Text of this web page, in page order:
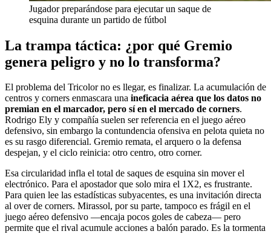
Jugador preparándose para ejecutar un saque de
esquina durante un partido de fútbol
La trampa táctica: ¿por qué Gremio
genera peligro y no lo transforma?
El problema del Tricolor no es llegar, es finalizar. La acumulación de
centros y corners enmascara una ineficacia aérea que los datos no
premian en el marcador, pero sí en el mercado de corners.
Rodrigo Ely y compañía suelen ser referencia en el juego aéreo
defensivo, sin embargo la contundencia ofensiva en pelota quieta no
es su rasgo diferencial. Gremio remata, el arquero o la defensa
despejan, y el ciclo reinicia: otro centro, otro corner.
Esa circularidad infla el total de saques de esquina sin mover el
electrónico. Para el apostador que solo mira el 1X2, es frustrante.
Para quien lee las estadísticas subyacentes, es una invitación directa
al over de corners. Mirassol, por su parte, tampoco es frágil en el
juego aéreo defensivo —encaja pocos goles de cabeza— pero
permite que el rival acumule acciones a balón parado. Es la tormenta